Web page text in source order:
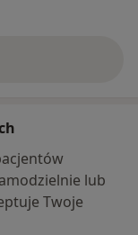
lub
Twoje